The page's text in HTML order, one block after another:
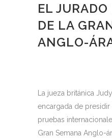
EL
DE LA
ANGLO-
La jueza británica
encargada de
pruebas
Gran Semana Anglo-